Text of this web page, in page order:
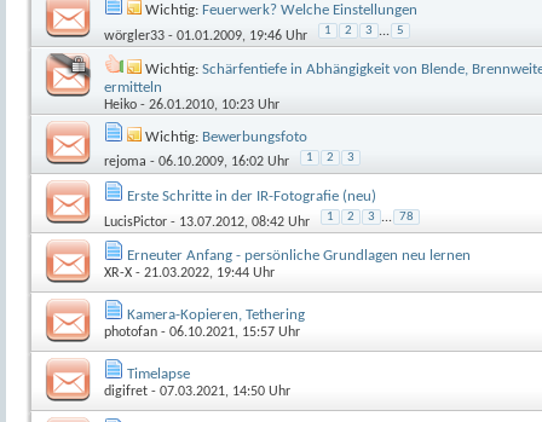
Wichtig: Feuerwerk? Welche Einstellungen
wörgler33 - 01.01.2009, 19:46 Uhr 1 2 3 ... 5
Wichtig: Schärfentiefe in Abhängigkeit von Blende,
ermitteln
Heiko - 26.01.2010, 10:23 Uhr
Wichtig: Bewerbungsfoto
rejoma - 06.10.2009, 16:02 Uhr 1 2 3
Erste Schritte in der IR-Fotografie (neu)
LucisPictor - 13.07.2012, 08:42 Uhr 1 2 3 ... 78
Erneuter Anfang - persönliche Grundlagen neu lernen
XR-X - 21.03.2022, 19:44 Uhr
Kamera-Kopieren, Tethering
photofan - 06.10.2021, 15:57 Uhr
Timelapse
digifret - 07.03.2021, 14:50 Uhr